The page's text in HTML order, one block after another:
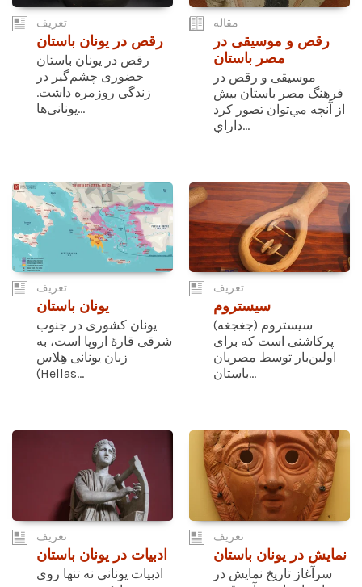
تعریف
رقص در یونان باستان
رقص در یونان باستان
حضوری چشم‌گیر در
زندگی روزمره داشت.
یونانی‌ها...
مقاله
رقص و موسیقی در
مصر باستان
موسیقی و رقص در
فرهنگ مصر باستان بيش
از آنچه مي‌توان تصور كرد
داراي...
تعریف
یونان باستان
یونان کشوری در جنوب
شرقی قارۀ اروپا است، به
زبان یونانی هِلاس
(Hellas...
تعریف
سیستروم
سیستروم (جغجغه)
پرکاشنی است که برای
اولین‌بار توسط مصریان
باستان...
تعریف
ادبیات در یونان باستان
ادبیات یونانی نه تنها روی
تعریف
نمایش در یونان باستان
سرآغاز تاریخ نمایش در